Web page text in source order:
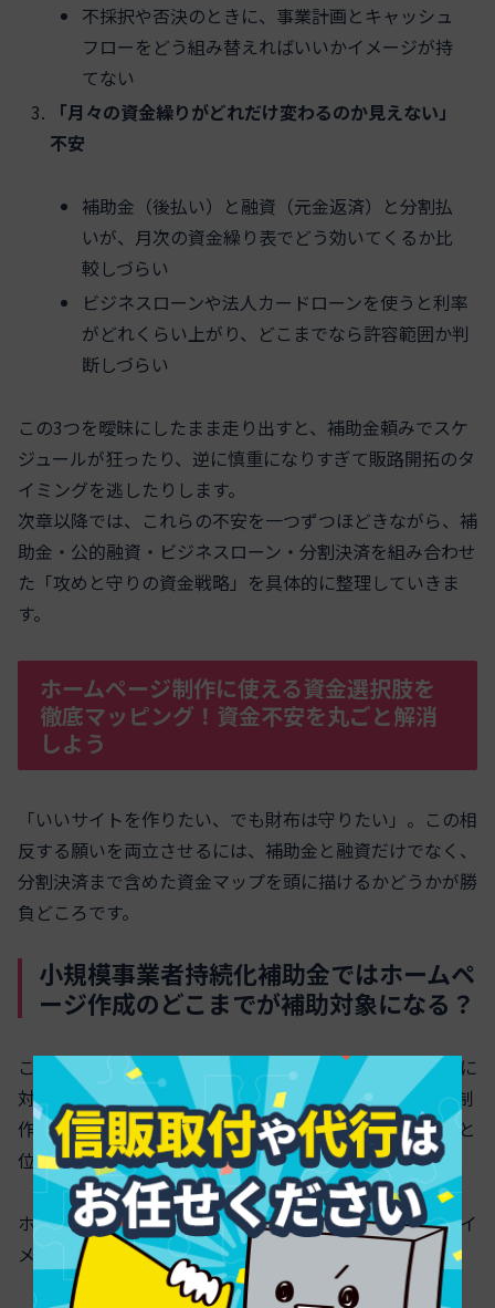
不採択や否決のときに、事業計画とキャッシュ
フローをどう組み替えればいいかイメージが持
てない
「月々の資金繰りがどれだけ変わるのか見えない」
不安
補助金（後払い）と融資（元金返済）と分割払
いが、月次の資金繰り表でどう効いてくるか比
較しづらい
ビジネスローンや法人カードローンを使うと利率
がどれくらい上がり、どこまでなら許容範囲か判
断しづらい
この3つを曖昧にしたまま走り出すと、補助金頼みでスケ
ジュールが狂ったり、逆に慎重になりすぎて販路開拓のタ
イミングを逃したりします。
次章以降では、これらの不安を一つずつほどきながら、補
助金・公的融資・ビジネスローン・分割決済を組み合わせ
た「攻めと守りの資金戦略」を具体的に整理していきま
す。
ホームページ制作に使える資金選択肢を
徹底マッピング！資金不安を丸ごと解消
しよう
「いいサイトを作りたい、でも財布は守りたい」。この相
反する願いを両立させるには、補助金と融資だけでなく、
分割決済まで含めた資金マップを頭に描けるかどうかが勝
負どころです。
小規模事業者持続化補助金ではホームペ
ージ作成のどこまでが補助対象になる？
この補助金は、販路開拓や業務効率化のための取り組みに
対して、経費の一部を補助する制度です。ホームページ制
作やリニューアルも「販路開拓のためのウェブサイト」と
位置付けられれば補助対象になり得ます。
ホームページ関連で対象になりやすい経費は次のようなイ
メージです。